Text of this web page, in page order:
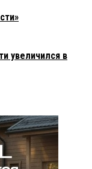
увеличился в